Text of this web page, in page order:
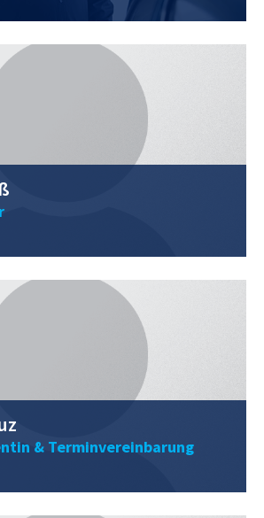
& Terminvereinbarung